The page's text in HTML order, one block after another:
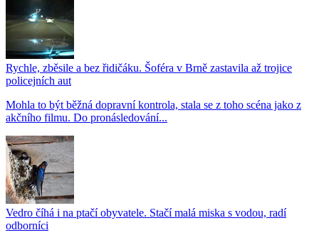
Rychle, zběsile a bez řidičáku. Šoféra v Brně zastavila až trojice
policejních aut
Mohla to být běžná dopravní kontrola, stala se z toho scéna jako z
akčního filmu. Do pronásledování...
Vedro číhá i na ptačí obyvatele. Stačí malá miska s vodou, radí
odborníci